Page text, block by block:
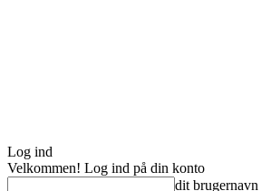
Log ind
Velkommen! Log ind på din konto
dit brugernavn